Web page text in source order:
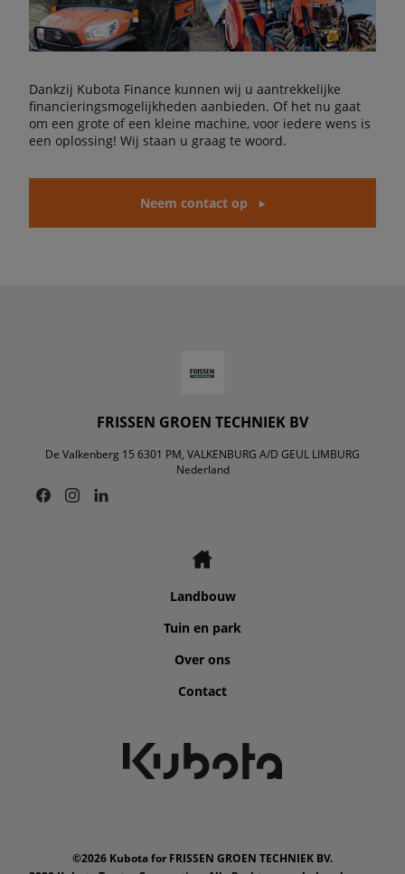
Dankzij Kubota Finance kunnen wij u aantrekkelijke
financieringsmogelijkheden aanbieden. Of het nu gaat
om een grote of een kleine machine, voor iedere wens is
een oplossing! Wij staan u graag te woord.
Neem contact op
FRISSEN GROEN TECHNIEK BV
De Valkenberg 15 6301 PM, VALKENBURG A/D GEUL LIMBURG
Nederland
Landbouw
Tuin en park
Over ons
Contact
©2026 Kubota for FRISSEN GROEN TECHNIEK BV.